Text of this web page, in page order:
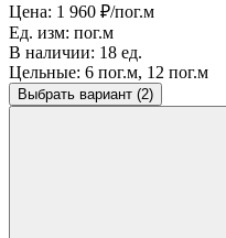
Цена: 1 960 ₽/пог.м
Ед. изм: пог.м
В наличии: 18 ед.
Цельные: 6 пог.м, 12 пог.м
Выбрать вариант (2)